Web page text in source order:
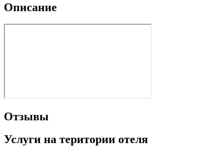
Описание
Отзывы
Услуги на територии отеля